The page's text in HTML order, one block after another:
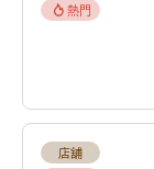
熱門
店舖